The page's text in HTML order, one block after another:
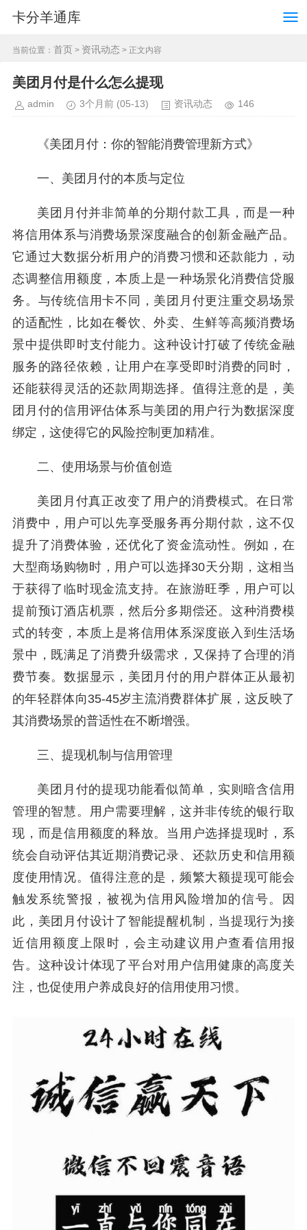
卡分羊通库
当前位置： 首页 > 资讯动态 > 正文内容
美团月付是什么怎么提现
admin 3个月前 (05-13) 资讯动态 146
《美团月付：你的智能消费管理新方式》
一、美团月付的本质与定位
美团月付并非简单的分期付款工具，而是一种
将信用体系与消费场景深度融合的创新金融产品。
它通过大数据分析用户的消费习惯和还款能力，动
态调整信用额度，本质上是一种场景化消费信贷服
务。与传统信用卡不同，美团月付更注重交易场景
的适配性，比如在餐饮、外卖、生鲜等高频消费场
景中提供即时支付能力。这种设计打破了传统金融
服务的路径依赖，让用户在享受即时消费的同时，
还能获得灵活的还款周期选择。值得注意的是，美
团月付的信用评估体系与美团的用户行为数据深度
绑定，这使得它的风险控制更加精准。
二、使用场景与价值创造
美团月付真正改变了用户的消费模式。在日常
消费中，用户可以先享受服务再分期付款，这不仅
提升了消费体验，还优化了资金流动性。例如，在
大型商场购物时，用户可以选择30天分期，这相当
于获得了临时现金流支持。在旅游旺季，用户可以
提前预订酒店机票，然后分多期偿还。这种消费模
式的转变，本质上是将信用体系深度嵌入到生活场
景中，既满足了消费升级需求，又保持了合理的消
费节奏。数据显示，美团月付的用户群体正从最初
的年轻群体向35-45岁主流消费群体扩展，这反映了
其消费场景的普适性在不断增强。
三、提现机制与信用管理
美团月付的提现功能看似简单，实则暗含信用
管理的智慧。用户需要理解，这并非传统的银行取
现，而是信用额度的释放。当用户选择提现时，系
统会自动评估其近期消费记录、还款历史和信用额
度使用情况。值得注意的是，频繁大额提现可能会
触发系统警报，被视为信用风险增加的信号。因
此，美团月付设计了智能提醒机制，当提现行为接
近信用额度上限时，会主动建议用户查看信用报
告。这种设计体现了平台对用户信用健康的高度关
注，也促使用户养成良好的信用使用习惯。